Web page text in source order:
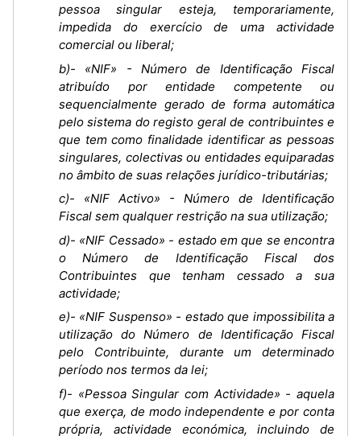
pessoa singular esteja, temporariamente,
impedida do exercício de uma actividade
comercial ou liberal;
b)- «NIF» - Número de Identificação Fiscal
atribuído por entidade competente ou
sequencialmente gerado de forma automática
pelo sistema do registo geral de contribuintes e
que tem como finalidade identificar as pessoas
singulares, colectivas ou entidades equiparadas
no âmbito de suas relações jurídico-tributárias;
c)- «NIF Activo» - Número de Identificação
Fiscal sem qualquer restrição na sua utilização;
d)- «NIF Cessado» - estado em que se encontra
o Número de Identificação Fiscal dos
Contribuintes que tenham cessado a sua
actividade;
e)- «NIF Suspenso» - estado que impossibilita a
utilização do Número de Identificação Fiscal
pelo Contribuinte, durante um determinado
período nos termos da lei;
f)- «Pessoa Singular com Actividade» - aquela
que exerça, de modo independente e por conta
própria, actividade económica, incluindo de